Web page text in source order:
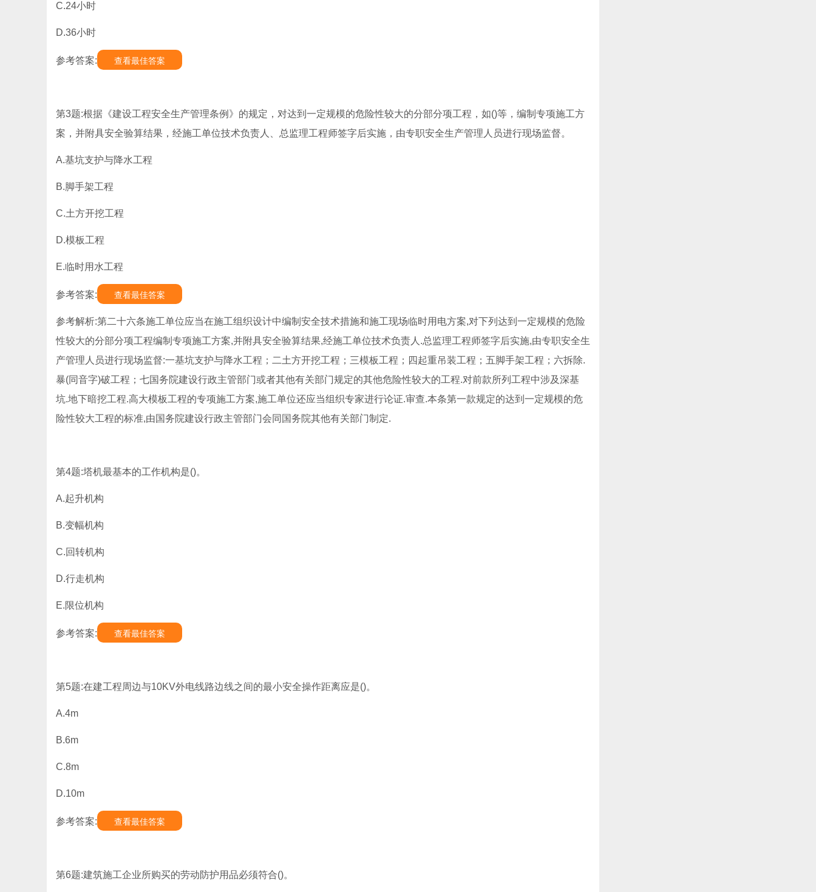
C.24小时
D.36小时
参考答案: 查看最佳答案
第3题:根据《建设工程安全生产管理条例》的规定，对达到一定规模的危险性较大的分部分项工程，如()等，编制专项施工方
案，并附具安全验算结果，经施工单位技术负责人、总监理工程师签字后实施，由专职安全生产管理人员进行现场监督。
A.基坑支护与降水工程
B.脚手架工程
C.土方开挖工程
D.模板工程
E.临时用水工程
参考答案: 查看最佳答案
参考解析:第二十六条施工单位应当在施工组织设计中编制安全技术措施和施工现场临时用电方案,对下列达到一定规模的危险
性较大的分部分项工程编制专项施工方案,并附具安全验算结果,经施工单位技术负责人.总监理工程师签字后实施,由专职安全生
产管理人员进行现场监督:一基坑支护与降水工程；二土方开挖工程；三模板工程；四起重吊装工程；五脚手架工程；六拆除.
暴(同音字)破工程；七国务院建设行政主管部门或者其他有关部门规定的其他危险性较大的工程.对前款所列工程中涉及深基
坑.地下暗挖工程.高大模板工程的专项施工方案,施工单位还应当组织专家进行论证.审查.本条第一款规定的达到一定规模的危
险性较大工程的标准,由国务院建设行政主管部门会同国务院其他有关部门制定.
第4题:塔机最基本的工作机构是()。
A.起升机构
B.变幅机构
C.回转机构
D.行走机构
E.限位机构
参考答案: 查看最佳答案
第5题:在建工程周边与10KV外电线路边线之间的最小安全操作距离应是()。
A.4m
B.6m
C.8m
D.10m
参考答案: 查看最佳答案
第6题:建筑施工企业所购买的劳动防护用品必须符合()。